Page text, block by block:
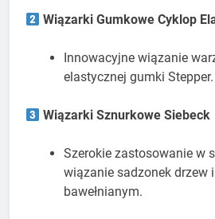
Wiązarki Gumkowe Cyklop
Innowacyjne wiązanie
elastycznej gumki Stepper.
Wiązarki Sznurkowe Siebeck
Szerokie zastosowanie w
wiązanie sadzonek drzew
bawełnianym.